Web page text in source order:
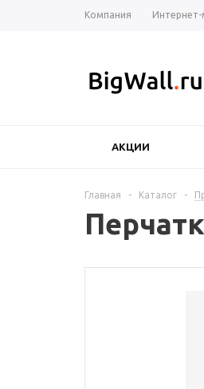
Компания Интернет-
АКЦИИ
Главная - Каталог -